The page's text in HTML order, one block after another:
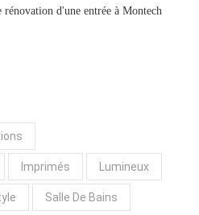
d'une entrée à Montech
Imprimés Lumineux
Salle De Bains